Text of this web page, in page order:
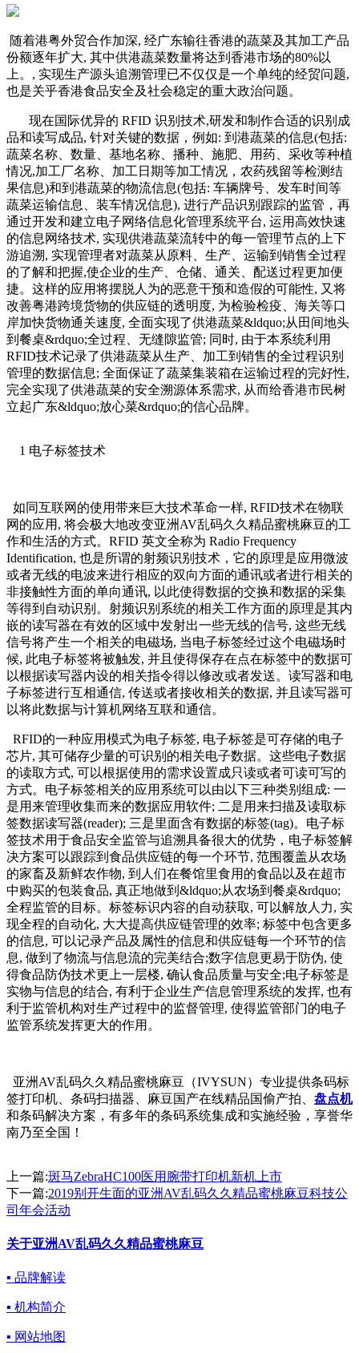
随着港粤外贸合作加深, 经广东输往香港的蔬菜及其加工产品
份额逐年扩大, 其中供港蔬菜数量将达到香港市场的80%以
上。, 实现生产源头追溯管理已不仅仅是一个单纯的经贸问题,
也是关乎香港食品安全及社会稳定的重大政治问题。
现在国际优异的 RFID 识别技术,研发和制作合适的识别成
品和读写成品, 针对关键的数据，例如: 到港蔬菜的信息(包括:
蔬菜名称、数量、基地名称、播种、施肥、用药、采收等种植
情况,加工厂名称、加工日期等加工情况，农药残留等检测结
果信息)和到港蔬菜的物流信息(包括: 车辆牌号、发车时间等
蔬菜运输信息、装车情况信息), 进行产品识别跟踪的监管，再
通过开发和建立电子网络信息化管理系统平台, 运用高效快速
的信息网络技术, 实现供港蔬菜流转中的每一管理节点的上下
游追溯, 实现管理者对蔬菜从原料、生产、运输到销售全过程
的了解和把握,使企业的生产、仓储、通关、配送过程更加便
捷。这样的应用将摆脱人为的恶意干预和造假的可能性, 又将
改善粤港跨境货物的供应链的透明度, 为检验检疫、海关等口
岸加快货物通关速度, 全面实现了供港蔬菜&ldquo;从田间地头
到餐桌&rdquo;全过程、无缝隙监管; 同时, 由于本系统利用
RFID技术记录了供港蔬菜从生产、加工到销售的全过程识别
管理的数据信息; 全面保证了蔬菜集装箱在运输过程的完好性,
完全实现了供港蔬菜的安全溯源体系需求, 从而给香港市民树
立起广东&ldquo;放心菜&rdquo;的信心品牌。
1 电子标签技术
如同互联网的使用带来巨大技术革命一样, RFID技术在物联
网的应用, 将会极大地改变亚洲AV乱码久久精品蜜桃麻豆的工
作和生活的方式。RFID 英文全称为 Radio Frequency
Identification, 也是所谓的射频识别技术，它的原理是应用微波
或者无线的电波来进行相应的双向方面的通讯或者进行相关的
非接触性方面的单向通讯, 以此使得数据的交换和数据的采集
等得到自动识别。射频识别系统的相关工作方面的原理是其内
嵌的读写器在有效的区域中发射出一些无线的信号, 这些无线
信号将产生一个相关的电磁场, 当电子标签经过这个电磁场时
候, 此电子标签将被触发, 并且使得保存在点在标签中的数据可
以根据读写器内设的相关指令得以修改或者发送。读写器和电
子标签进行互相通信, 传送或者接收相关的数据, 并且读写器可
以将此数据与计算机网络互联和通信。
RFID的一种应用模式为电子标签, 电子标签是可存储的电子
芯片, 其可储存少量的可识别的相关电子数据。这些电子数据
的读取方式, 可以根据使用的需求设置成只读或者可读可写的
方式。电子标签相关的应用系统可以由以下三种类别组成: 一
是用来管理收集而来的数据应用软件; 二是用来扫描及读取标
签数据读写器(reader); 三是里面含有数据的标签(tag)。电子标
签技术用于食品安全监管与追溯具备很大的优势，电子标签解
决方案可以跟踪到食品供应链的每一个环节, 范围覆盖从农场
的家畜及新鲜农作物, 到人们在餐馆里食用的食品以及在超市
中购买的包装食品, 真正地做到&ldquo;从农场到餐桌&rdquo;
全程监管的目标。标签标识内容的自动获取, 可以解放人力, 实
现全程的自动化, 大大提高供应链管理的效率; 标签中包含更多
的信息, 可以记录产品及属性的信息和供应链每一个环节的信
息, 做到了物流与信息流的完美结合;数字信息更易于防伪, 使
得食品防伪技术更上一层楼, 确认食品质量与安全;电子标签是
实物与信息的结合, 有利于企业生产信息管理系统的发挥, 也有
利于监管机构对生产过程中的监督管理, 使得监管部门的电子
监管系统发挥更大的作用。
亚洲AV乱码久久精品蜜桃麻豆（IVYSUN）专业提供条码标
签打印机、条码扫描器、麻豆国产在线精品国偷产拍、 盘点机
和条码解决方案，有多年的条码系统集成和实施经验，享誉华
南乃至全国！
上一篇:斑马ZebraHC100医用腕带打印机新机上市
下一篇:2019别开生面的亚洲AV乱码久久精品蜜桃麻豆科技公
司年会活动
关于亚洲AV乱码久久精品蜜桃麻豆
▪ 品牌解读
▪ 机构简介
▪ 网站地图